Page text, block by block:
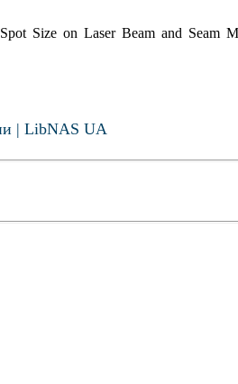
Size on Laser Beam and Seam
| LibNAS UA